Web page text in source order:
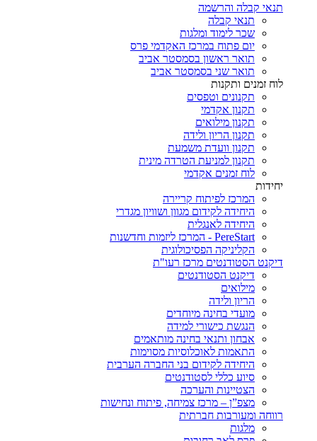
תנאי קבלה והרשמה
תנאי קבלה
שכר לימוד ומלגות
יום פתוח במרכז האקדמי פרס
תואר ראשון בסמסטר אביב
תואר שני בסמסטר אביב
לוח זמנים ותקנות
תקנונים וטפסים
תקנון אקדמי
תקנון מילואים
תקנון הריון ולידה
תקנון וועדת משמעת
תקנון למניעת הטרדה מינית
לוח זמנים אקדמי
יחידות
המרכז לפיתוח קריירה
היחידה לקידום מגוון ושוויון מגדרי
היחידה לאנגלית
PereStart - המרכז ליזמות וחדשנות
הקליניקה הפסיכולוגית
דיקנט הסטודנטים מרכז רעו"ת
דיקנט הסטודנטים
מילואים
הריון ולידה
מועדי בחינה מיוחדים
הנגשת כישורי למידה
אבחון ותנאי בחינה מותאמים
התאמות לאוכלוסיות מסוימות
היחידה לקידום בני החברה הערבית
סיוע כללי לסטודנטים
הצטיינות והערכה
מצפ”ן – מרכז צמיחה, פיתוח ונחישות
רווחה ומעורבות חברתית
מלגות